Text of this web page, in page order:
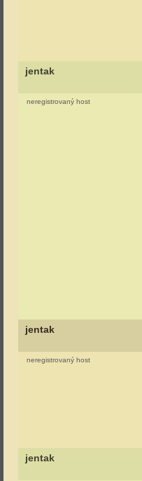
jentak
neregistrovaný host
jentak
neregistrovaný host
jentak